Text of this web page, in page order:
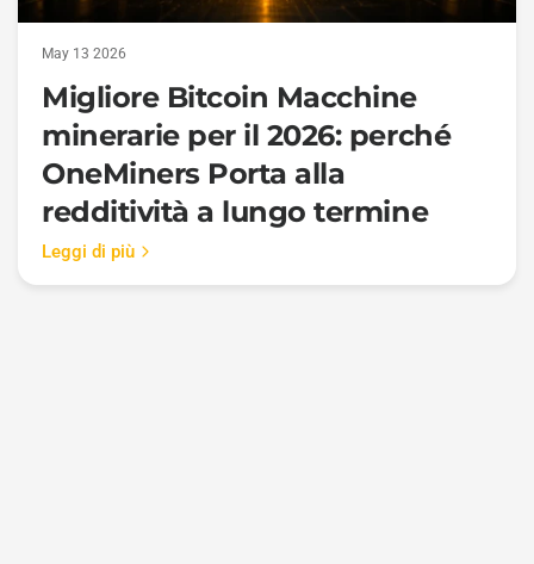
May 13 2026
Migliore Bitcoin Macchine
minerarie per il 2026: perché
OneMiners Porta alla
redditività a lungo termine
Leggi di più